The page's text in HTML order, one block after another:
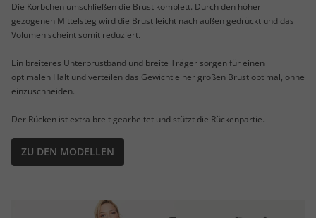
Die Körbchen umschließen die Brust komplett. Durch den höher
gezogenen Mittelsteg wird die Brust leicht nach außen gedrückt und das
Volumen scheint somit reduziert.
Ein breiteres Unterbrustband und breite Träger sorgen für einen
optimalen Halt und verteilen das Gewicht einer großen Brust optimal, ohne
einzuschneiden.
Der Rücken ist extra breit gearbeitet und stützt die Rückenpartie.
ZU DEN MODELLEN